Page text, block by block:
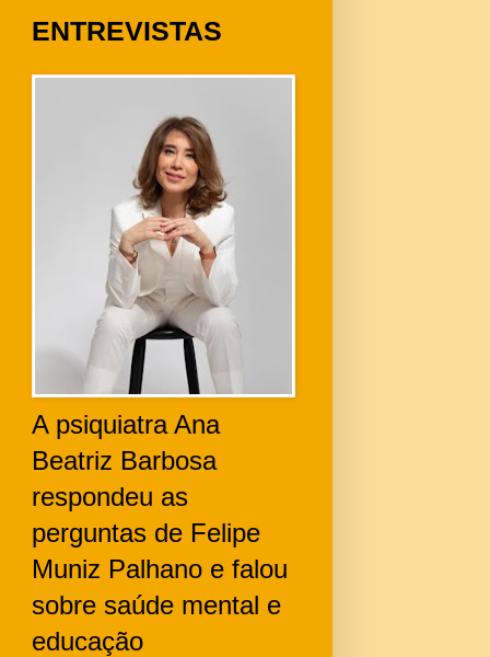
ENTREVISTAS
A psiquiatra Ana
Beatriz Barbosa
respondeu as
perguntas de Felipe
Muniz Palhano e falou
sobre saúde mental e
educação